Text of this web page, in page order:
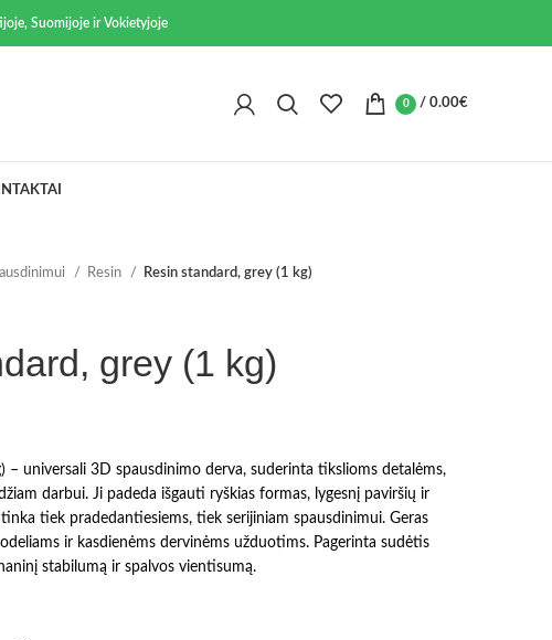
Suomijoje ir Vokietyjoje
0 / 0.00€
Resin Resin standard, grey (1 kg)
grey (1 kg)
– universali 3D spausdinimo derva, suderinta tikslioms detalėms,
darbui. Ji padeda išgauti ryškias formas, lygesnį paviršių ir
tiek pradedantiesiems, tiek serijiniam spausdinimui. Geras
ir kasdienėms dervinėms užduotims. Pagerinta sudėtis
stabilumą ir spalvos vientisumą.